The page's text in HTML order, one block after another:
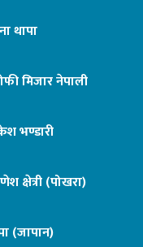
थापा
मिजार नेपाली
भण्डारी
क्षेत्री (पोखरा)
(जापान)